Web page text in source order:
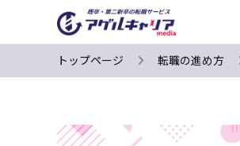
トップページ 転職の進め方